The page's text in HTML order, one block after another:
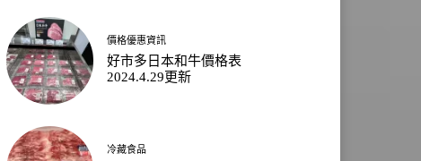
價格優惠資訊
好市多日本和牛價格表
2024.4.29更新
冷藏食品